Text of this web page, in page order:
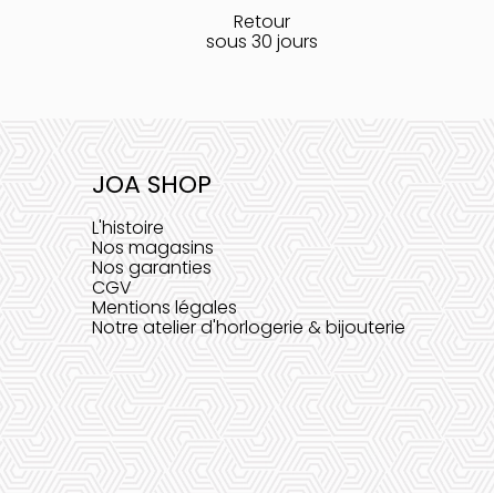
Retour
sous 30 jours
JOA SHOP
L'histoire
Nos magasins
Nos garanties
CGV
Mentions légales
Notre atelier d'horlogerie & bijouterie